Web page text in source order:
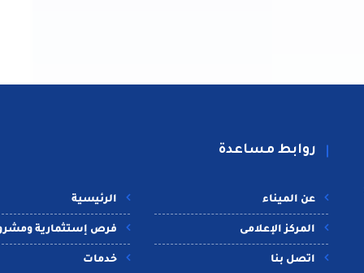
روابط مساعدة
الرئيسية
فرص إستثمارية
خدمات
عن الميناء
المركز الإعلامى
اتصل بنا